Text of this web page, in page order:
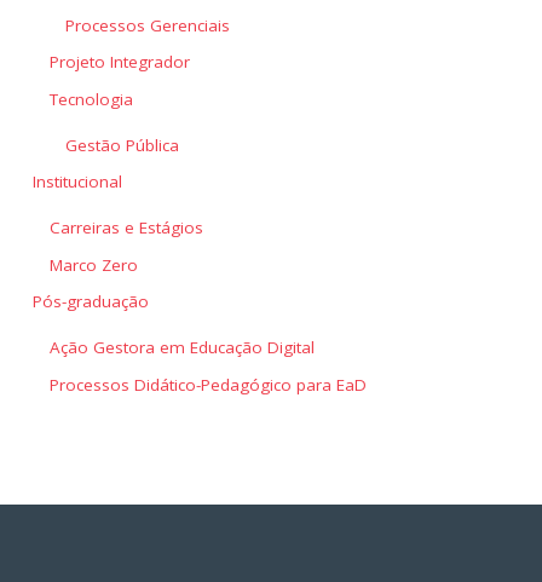
Processos Gerenciais
Projeto Integrador
Tecnologia
Gestão Pública
Institucional
Carreiras e Estágios
Marco Zero
Pós-graduação
Ação Gestora em Educação Digital
Processos Didático-Pedagógico para EaD